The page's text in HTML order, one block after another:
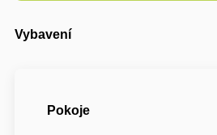
Vybavení
Pokoje